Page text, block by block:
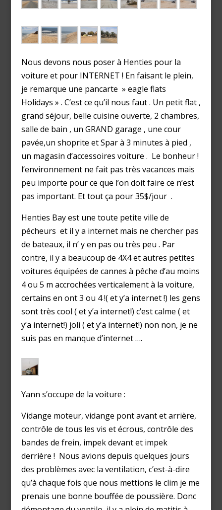
Nous devons nous poser à Henties pour la
voiture et pour INTERNET ! En faisant le plein,
je remarque une pancarte » eagle flats
Holidays » . C’est ce qu’il nous faut . Un petit flat ,
grand séjour, belle cuisine ouverte, 2 chambres,
salle de bain , un GRAND garage , une cour
pavée,un shoprite et Spar à 3 minutes à pied ,
un magasin d’accessoires voiture . Le bonheur !
l’environnement ne fait pas très vacances mais
peu importe pour ce que l’on doit faire ce n’est
pas important. Et tout ça pour 35$/jour .
Henties Bay est une toute petite ville de
pécheurs et il y a internet mais ne chercher pas
de bateaux, il n’ y en pas ou très peu . Par
contre, il y a beaucoup de 4X4 et autres petites
voitures équipées de cannes à pêche d’au moins
4 ou 5 m accrochées verticalement à la voiture,
certains en ont 3 ou 4 !( et y’a internet !) les gens
sont très cool ( et y’a internet!) c’est calme ( et
y’a internet!) joli ( et y’a internet!) non non, je ne
suis pas en manque d’internet ….
Yann s’occupe de la voiture :
Vidange moteur, vidange pont avant et arrière,
contrôle de tous les vis et écrous, contrôle des
bandes de frein, impek devant et impek
derrière ! Nous avions depuis quelques jours
des problèmes avec la ventilation, c’est-à-dire
qu’à chaque fois que nous mettions le clim je me
prenais une bonne bouffée de poussière. Donc